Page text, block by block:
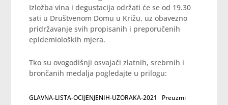
Izložba vina i degustacija održati će se od 19.30
sati u Društvenom Domu u Križu, uz obavezno
pridržavanje svih propisanih i preporučenih
epidemioloških mjera.
Tko su ovogodišnji osvajači zlatnih, srebrnih i
brončanih medalja pogledajte u prilogu:
GLAVNA-LISTA-OCIJENJENIH-UZORAKA-2021 Preuzmi